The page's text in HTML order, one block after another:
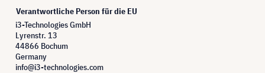
Verantwortliche Person für die EU
i3-Technologies GmbH
Lyrenstr. 13
44866 Bochum
Germany
info@i3-technologies.com